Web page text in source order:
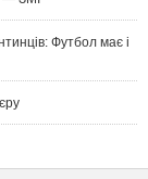
Футбол має і